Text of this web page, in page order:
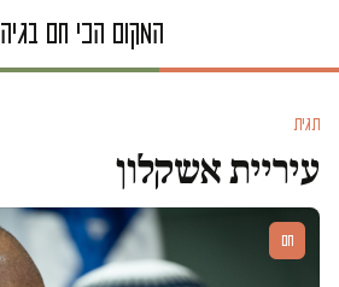
תגית
עיריית אשקלון
חם